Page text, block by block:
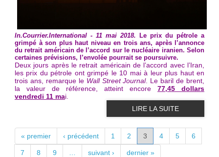
In.Courrier.International - 11 mai 2018. Le prix du pétrole a
grimpé à son plus haut niveau en trois ans, après l’annonce
du retrait américain de l’accord sur le nucléaire iranien. Selon
certaines prévisions, l’envolée pourrait se poursuivre.
Deux jours après le retrait américain de l’accord avec l’Iran,
les prix du pétrole ont grimpé le 10 mai à leur plus haut en
trois ans, remarque leWall Street Journal. Le baril de brent,
la valeur de référence, atteint encore 77,45 dollars
vendredi 11 mai.
LIRE LA SUITE
PAGES
« premier ‹ précédent 1 2 3 4 5 6
7 8 9 suivant › dernier »